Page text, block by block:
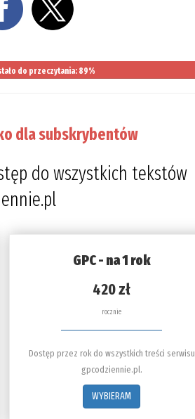
do przeczytania: 89%
dla subskrybentów
do wszystkich tekstów
GPC - na 1 rok
420 zł
rocznie
Dostęp przez rok do wszystkich treści serwisu
gpcodziennie.pl.
WYBIERAM